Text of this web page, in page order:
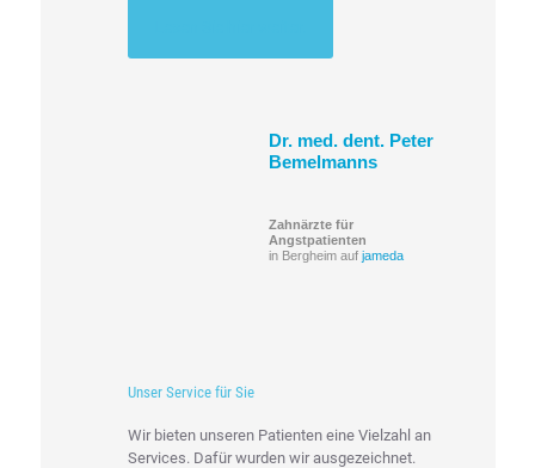
Dr. med. dent. Peter
Bemelmanns
Zahnärzte für
Angstpatienten
in Bergheim auf jameda
Unser Service für Sie
Wir bieten unseren Patienten eine Vielzahl an
Services. Dafür wurden wir ausgezeichnet.